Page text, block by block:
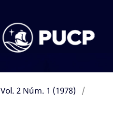
Vol. 2 Núm. 1 (1978)
/